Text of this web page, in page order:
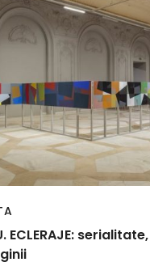
ECLERAJE: